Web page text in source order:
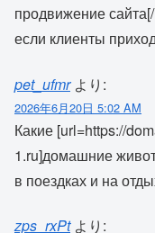
продвижение
если клиенты
pet_ufmr より:
2026年6月20日 5:02 AM
Какие [url=https://
1.ru]домашние
в поездках и на
zps_rxPt より: